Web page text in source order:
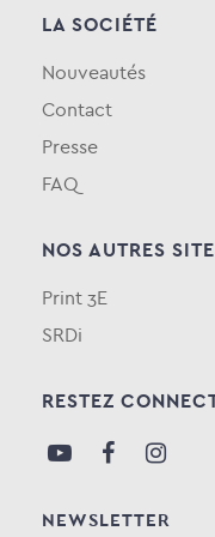
LA SOCIÉTÉ
Nouveautés
Contact
Presse
FAQ
NOS AUTRES
Print 3E
SRDi
RESTEZ
NEWSLETTER